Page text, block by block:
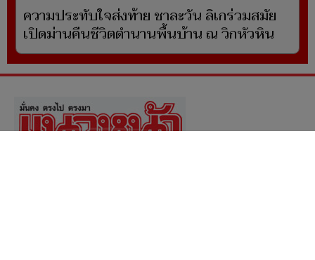
ความประทับใจส่งท้าย ชาละวัน ลิเกร่วมสมัย
เปิดม่านคืนชีวิตตำนานพื้นบ้าน ณ วิกหัวหิน